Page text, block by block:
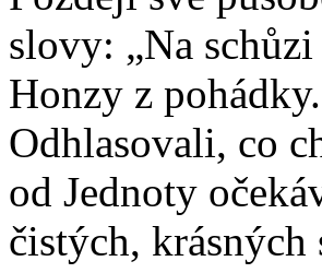
slovy: „Na
Honzy z
Odhlasovali, co
od Jednoty
čistých, krásných